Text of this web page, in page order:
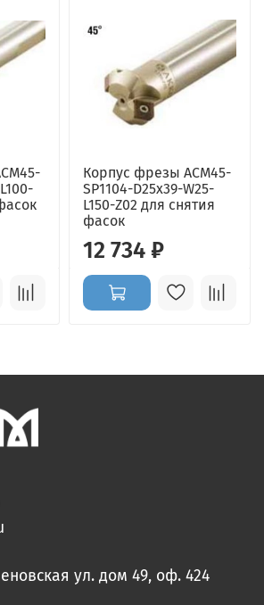
Корпус фрезы ACM45-
SP1104-D25x39-W25-
L150-Z02 для снятия
фасок
12 734 ₽
ул. дом 49, оф. 424